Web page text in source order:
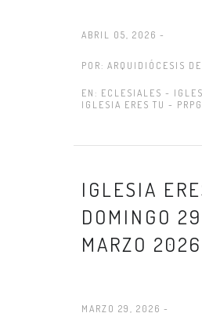
ABRIL 05, 2026 -
POR: ARQUIDIÓCESIS
EN: ECLESIALES -
IGLESIA ERES TU -
IGLESIA
DOMINGO
MARZO 2026
MARZO 29, 2026 -